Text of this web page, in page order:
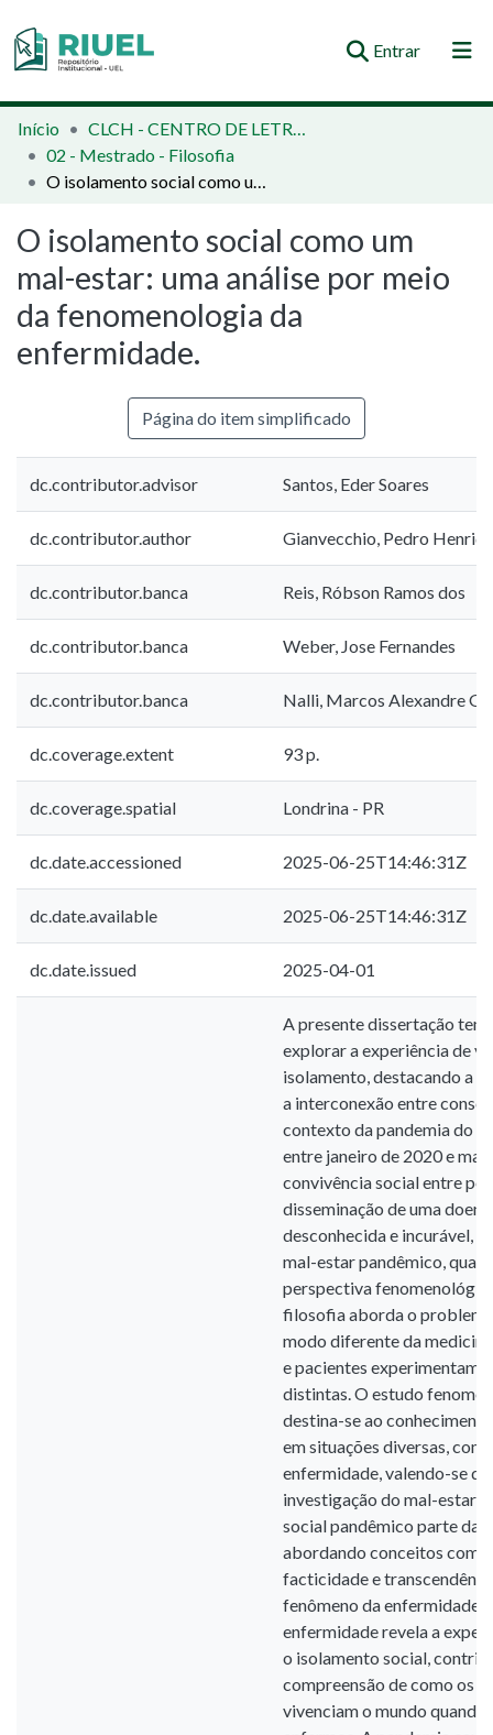
Entrar(current)
Orientações e Normas
Comunidades e Coleções
Estatísticas
Início
CLCH - CENTRO DE LETRAS E CIÊNCIAS HUMANAS
02 - Mestrado - Filosofia
O isolamento social como um mal-estar: uma análise por meio da fenomenologia da enfermidade.
O isolamento social como um
mal-estar: uma análise por meio
da fenomenologia da
enfermidade.
Página do item simplificado
dc.contributor.advisor Santos, Eder Soares
dc.contributor.author Gianvecchio, Pedro
dc.contributor.banca Reis, Róbson Ramos dos
dc.contributor.banca Weber, Jose Fernandes
dc.contributor.banca Nalli, Marcos Alexandre
dc.coverage.extent 93 p.
dc.coverage.spatial Londrina - PR
dc.date.accessioned 2025-06-25T14:46:31Z
dc.date.available 2025-06-25T14:46:31Z
dc.date.issued 2025-04-01
A presente dissertação
explorar a experiência de
isolamento, destacando a
a interconexão entre
contexto da pandemia do
entre janeiro de 2020 e
convivência social entre
disseminação de uma
desconhecida e incurável,
mal-estar pandêmico,
perspectiva
filosofia aborda o
modo diferente da
e pacientes experimentam
distintas. O estudo
destina-se ao
em situações diversas,
enfermidade, valendo-se
investigação do mal-estar
social pandêmico parte da
abordando conceitos
facticidade e
fenômeno da enfermidade.
enfermidade revela a
o isolamento social,
compreensão de como os
vivenciam o mundo